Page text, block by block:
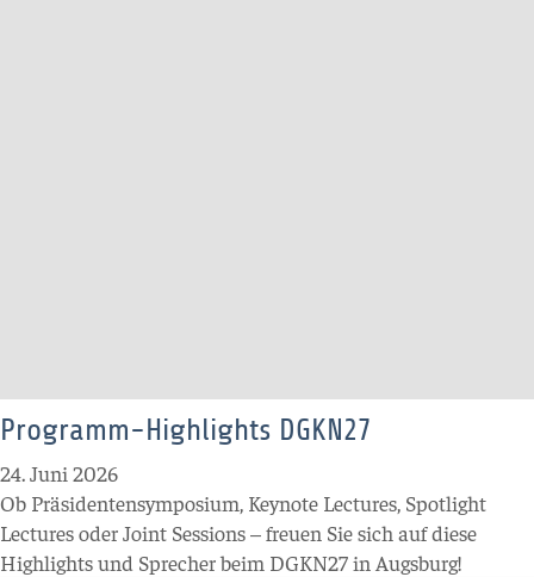
Programm-Highlights DGKN27
24. Juni 2026
Ob Präsidentensymposium, Keynote Lectures, Spotlight
Lectures oder Joint Sessions–freuen Sie sich auf diese
Highlights und Sprecher beim DGKN27 in Augsburg!